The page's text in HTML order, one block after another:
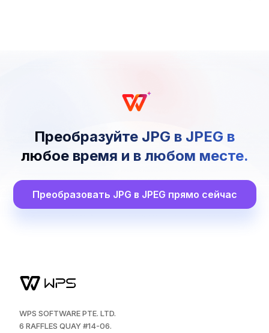
Преобразуйте JPG в JPEG в
любое время и в любом месте.
Преобразовать JPG в JPEG прямо сейчас
WPS SOFTWARE PTE. LTD.
6 RAFFLES QUAY #14-06.